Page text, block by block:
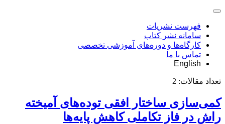
فهرست نشریات
سامانه نشر کتاب
کارگاه‌ها و دوره‌های آموزشی تخصصی
تماس با ما
English
تعداد مقالات: 2
کمی‌سازی ساختار افقی توده‌های آمیخته
راش در فاز تکاملی کاهش پایه‌ها